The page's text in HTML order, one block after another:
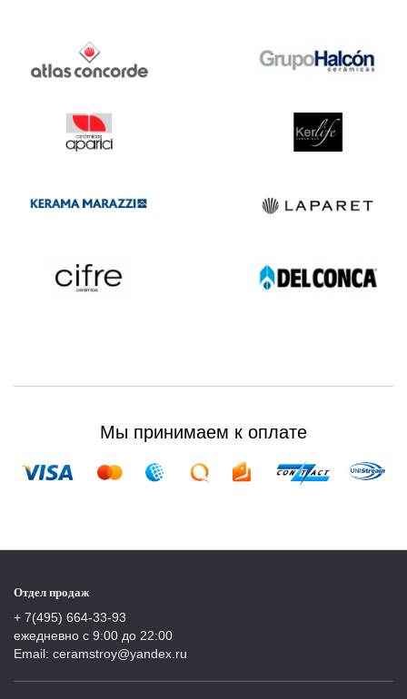
Мы принимаем к оплате
Отдел продаж
+ 7(495) 664-33-93
ежедневно с 9:00 до 22:00
Email: ceramstroy@yandex.ru